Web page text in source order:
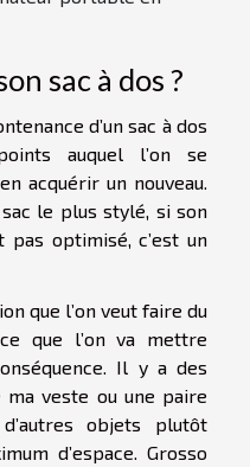
sac à dos ?
d’un sac à dos
auquel l’on se
acquérir un nouveau.
le plus stylé, si son
pas optimisé, c’est un
que l’on veut faire du
ce que l’on va mettre
Il y a des
ma veste ou une paire
objets plutôt
d’espace. Grosso